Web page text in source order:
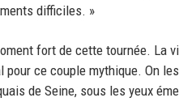
difficiles. »
fort de cette tournée. La
ce couple mythique. On
de Seine, sous les yeux